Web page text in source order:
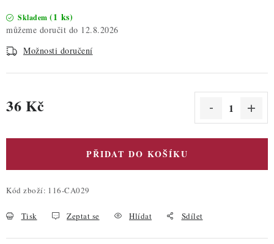
Nepřevzetí zásilky na dobírku
Hodnocení obchodu
Podmínky ochrany osobních údajů
Skladem (1 ks)
12.8.2026
Možnosti doručení
36 Kč
PŘIDAT DO KOŠÍKU
Kód zboží: 116-CA029
Tisk Zeptat se Hlídat Sdílet